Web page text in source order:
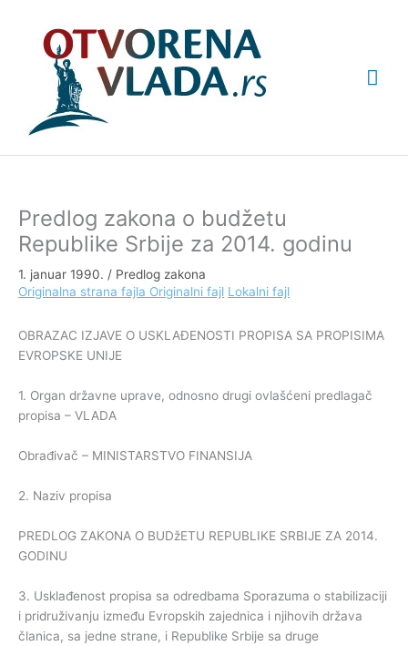
Predlog zakona o budžetu
Republike Srbije za 2014. godinu
1. januar 1990. / Predlog zakona
Originalna strana fajla Originalni fajl Lokalni fajl
OBRAZAC IZJAVE O USKLAĐENOSTI PROPISA SA PROPISIMA
EVROPSKE UNIJE
1. Organ državne uprave, odnosno drugi ovlašćeni predlagač
propisa – VLADA
Obrađivač – MINISTARSTVO FINANSIJA
2. Naziv propisa
PREDLOG ZAKONA O BUDžETU REPUBLIKE SRBIJE ZA 2014.
GODINU
3. Usklađenost propisa sa odredbama Sporazuma o stabilizaciji
i pridruživanju između Evropskih zajednica i njihovih država
članica, sa jedne strane, i Republike Srbije sa druge